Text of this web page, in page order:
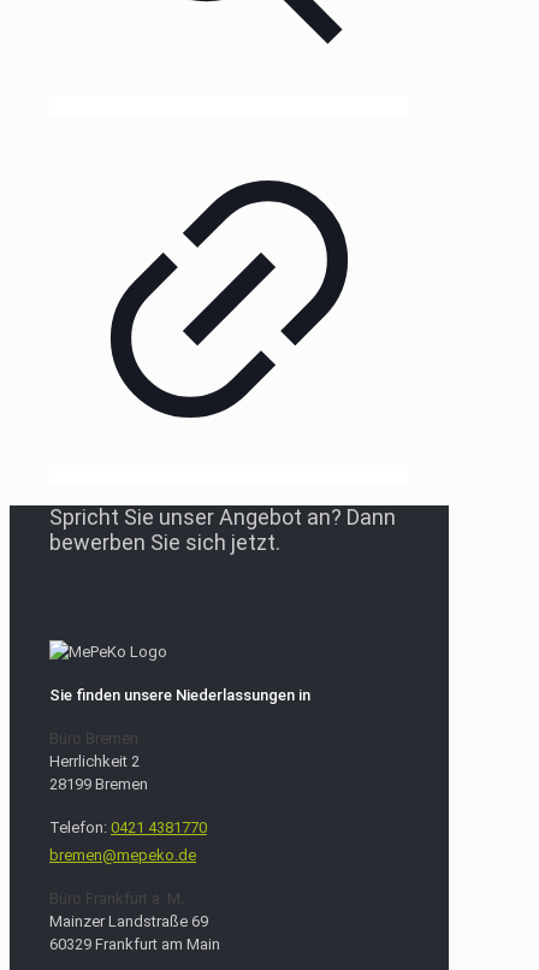
Spricht Sie unser Angebot an? Dann
bewerben Sie sich jetzt.
Sie finden unsere Niederlassungen in
Büro Bremen
Herrlichkeit 2
28199 Bremen
Telefon: 0421 4381770
bremen@mepeko.de
Büro Frankfurt a. M.
Mainzer Landstraße 69
60329 Frankfurt am Main